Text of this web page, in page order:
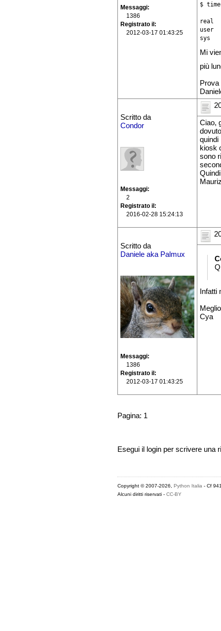
Messaggi
1386
Registrato il
2012-03-17 01:43:25
$ time
real
user
sys
Mi
più
Scritto da
Condor
Messaggi
2
Registrato il
2016-02-28 15:24:13
Ciao,
quindi
kiosk
sono
Scritto da
Daniele aka Palmux
Messaggi
1386
Registrato il
2012-03-17 01:43:25
Infatti
Cya
Pagina: 1
Esegui il login per scrivere una
Copyright © 2007-2026, Python Italia- Cf
Alcuni diritti riservati - CC-BY